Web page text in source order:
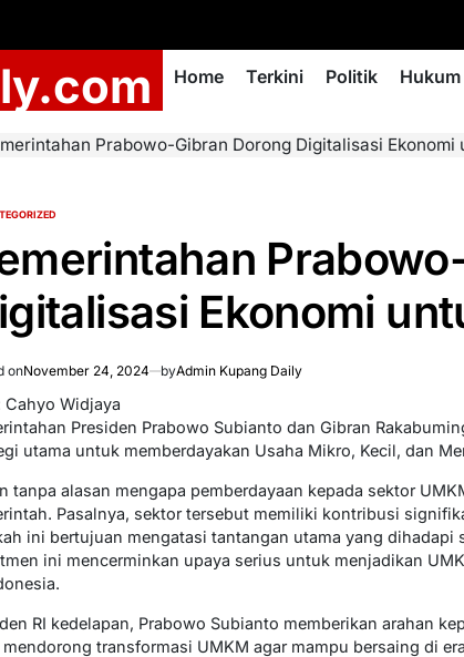
Home Terkini Politik Hukum
Prabowo-Gibran Dorong Digitalisasi Ekonomi untuk Berdayakan
Ekonomi
onNovember 24, 2024 byAdmin Kupang Daily
Cahyo Widjaya
Presiden Prabowo Subianto dan Gibran
utama untuk memberdayakan Usaha Mikro, Kecil, dan
tanpa alasan mengapa pemberdayaan kepada sektor
Pasalnya, sektor tersebut memiliki kontribusi
ini bertujuan mengatasi tantangan utama yang dihadapi
ini mencerminkan upaya serius untuk menjadikan
RI kedelapan, Prabowo Subianto memberikan arahan
transformasi UMKM agar mampu bersaing di